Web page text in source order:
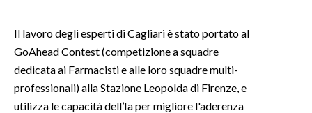
SARDI NEL MONDO
EVENTI
Il lavoro degli esperti di Cagliari è stato portato al
GoAhead Contest (competizione a squadre
dedicata ai Farmacisti e alle loro squadre multi-
professionali) alla Stazione Leopolda di Firenze, e
utilizza le capacità dell’Ia per migliore l'aderenza